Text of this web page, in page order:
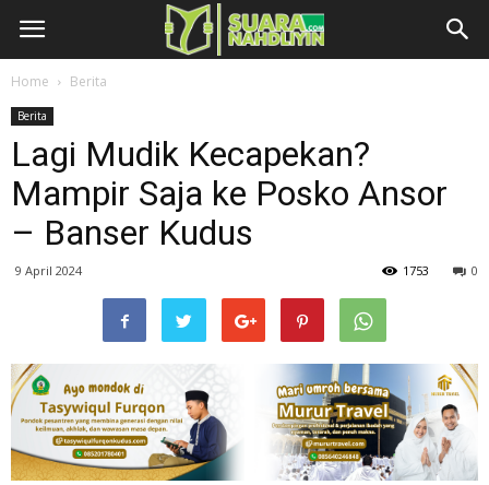
Home Berita
Berita
Lagi Mudik Kecapekan?
Mampir Saja ke Posko Ansor
– Banser Kudus
9 April 2024 0
1753